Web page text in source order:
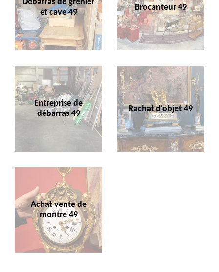
Débarras de grenier
et cave 49
Brocanteur 49
Entreprise de
débarras 49
Rachat d'objet 49
Achat vente de
montre 49